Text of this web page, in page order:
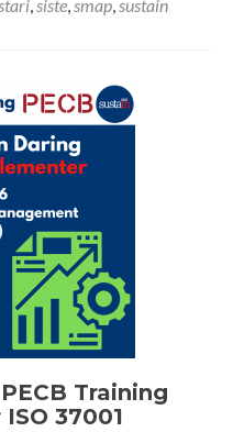
,siste,smap,sustain
Training
37001